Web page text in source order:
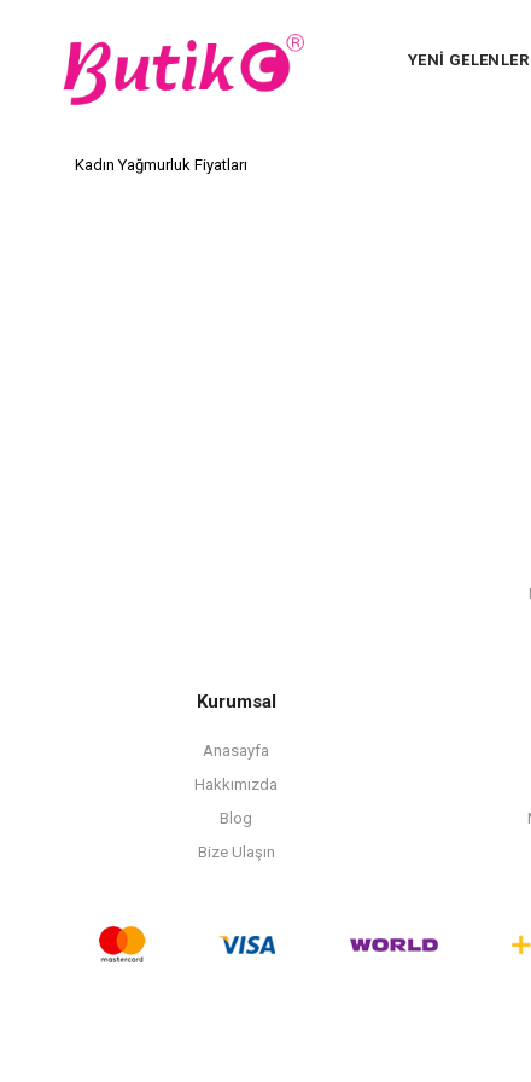
YENİ GELENLER
Kadın Yağmurluk Fiyatları
Kurumsal
Anasayfa
Hakkımızda
Blog
Bize Ulaşın